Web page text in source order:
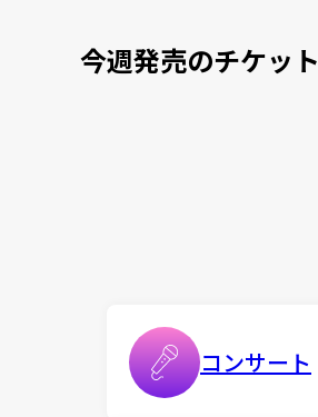
今週発売のチケット
コンサート